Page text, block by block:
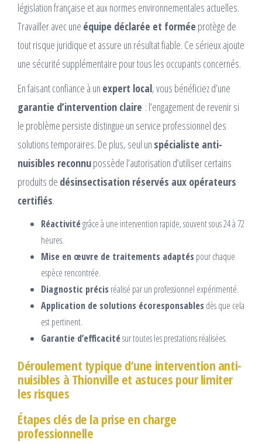
législation française et aux normes environnementales actuelles.
Travailler avec une équipe déclarée et formée protège de
tout risque juridique et assure un résultat fiable. Ce sérieux ajoute
une sécurité supplémentaire pour tous les occupants concernés.
En faisant confiance à un expert local, vous bénéficiez d’une
garantie d’intervention claire : l’engagement de revenir si
le problème persiste distingue un service professionnel des
solutions temporaires. De plus, seul un spécialiste anti-
nuisibles reconnupossède l’autorisation d’utiliser certains
produits de désinsectisation réservés aux opérateurs
certifiés.
Réactivitégrâce à une intervention rapide, souvent sous 24 à 72
heures.
Mise en œuvre de traitements adaptés pour chaque
espèce rencontrée.
Diagnostic précis réalisé par un professionnel expérimenté.
Application de solutions écoresponsables dès que cela
est pertinent.
Garantie d’efficacitésur toutes les prestations réalisées.
Déroulement typique d’une intervention anti-
nuisibles à Thionville et astuces pour limiter
les risques
Étapes clés de la prise en charge
professionnelle